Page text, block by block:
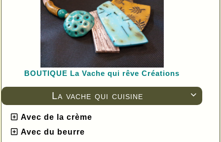
BOUTIQUE La Vache qui rêve Créations

La vache qui cuisine
Avec de la crème
Avec du beurre